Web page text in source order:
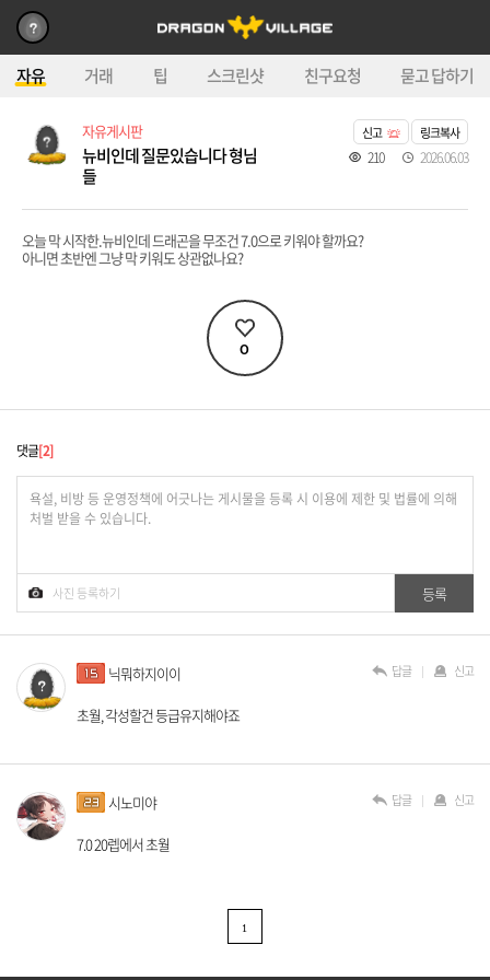
자유 거래 팁 스크린샷 친구요청 묻고 답하기
자유게시판
뉴비인데 질문있습니다 형님
들
신고 링크복사
210 2026.06.03
오늘 막 시작한.뉴비인데 드래곤을 무조건 7.0으로 키워야 할까요?
아니면 초반엔 그냥 막 키워도 상관없나요?
0
댓글 2
닉뭐하지이이
초월, 각성할건 등급유지해야죠
답글 신고
시노미야
7.0 20렙에서 초월
답글 신고
1